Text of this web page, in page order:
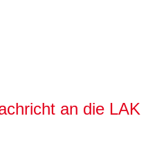
an die LAK